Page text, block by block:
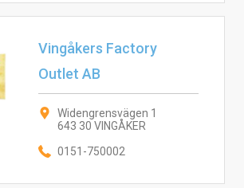
Vingåkers Factory
Outlet AB
Widengrensvägen 1
643 30 VINGÅKER
0151-750002